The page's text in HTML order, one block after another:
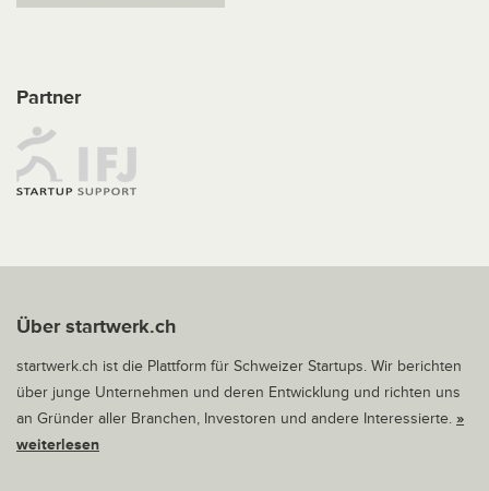
Partner
Über startwerk.ch
startwerk.ch ist die Plattform für Schweizer Startups. Wir berichten
über junge Unternehmen und deren Entwicklung und richten uns
an Gründer aller Branchen, Investoren und andere Interessierte. »
weiterlesen